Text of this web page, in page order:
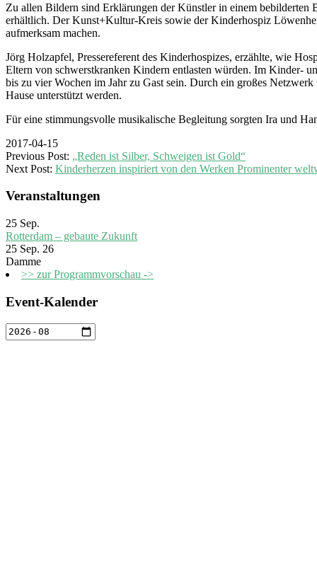
Zu allen Bildern sind Erklärungen der Künstler in einem bebilderten
erhältlich. Der Kunst+Kultur-Kreis sowie der Kinderhospiz
aufmerksam machen.
Jörg Holzapfel, Pressereferent des Kinderhospizes, erzählte, wie
Eltern von schwerstkranken Kindern entlasten würden. Im Kinder-
bis zu vier Wochen im Jahr zu Gast sein. Durch ein großes
Hause unterstützt werden.
Für eine stimmungsvolle musikalische Begleitung sorgten Ira und
2017-04-15
Previous Post: „Reden ist Silber, Schweigen ist Gold“
Next Post: Kinderherzen inspiriert von den Werken Prominenter
Veranstaltungen
25 Sep.
Rotterdam – gebaute Zukunft
25 Sep. 26
Damme
>> zur Programmvorschau ->
Event-Kalender